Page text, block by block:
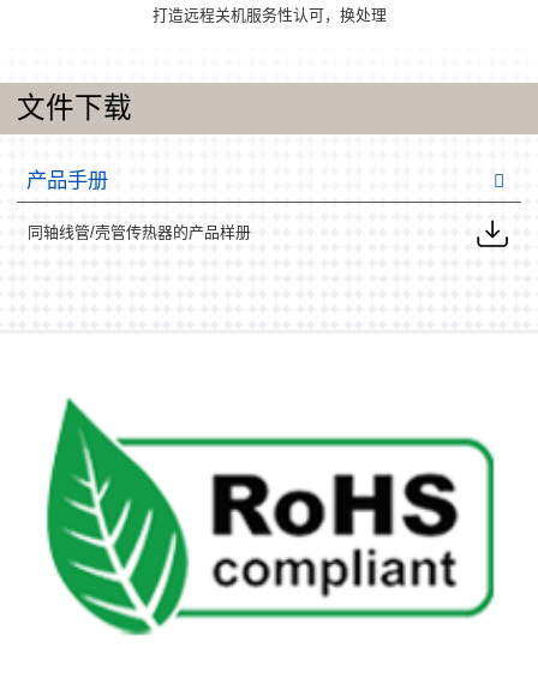
打造远程关机服务性认可，换处理
文件下载
产品手册
同轴线管/壳管传热器的产品样册